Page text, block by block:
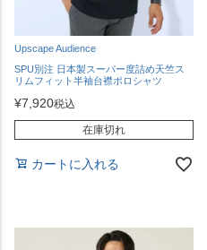
Upscape Audience
SPU別注 日本製スーパー度詰め天竺ス
リムフィット半袖台襟ポロシャツ
¥7,920税込
在庫切れ
カートに入れる